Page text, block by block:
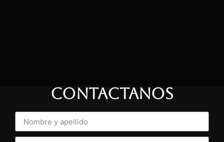
CONTACTANOS